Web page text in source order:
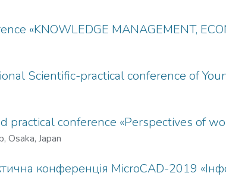
«KNOWLEDGE MANAGEMENT,
Scientific-practical conference of
practical conference «Perspectives of
Osaka, Japan
конференція MicroCAD-2019